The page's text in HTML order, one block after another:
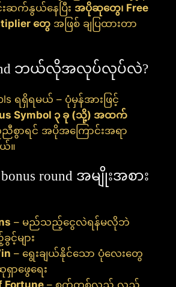
းဆက်နွယ်နေပြီး အပိုဆုတွေ၊ Free
တွေအဖြစ် ချပြထားတာ
ဘယ်လိုအလုပ်လုပ်လဲ?
ရရှိရမယ် – ပုံမှန်အားဖြင့်
Symbol ၃ ခု (သို့) အထက်
ညီစွာရင် အပိုအကြောင်းအရာ
။
round အမျိုးအစား
– မည်သည့်ငွေလဲရန်မလိုဘဲ
များ
– ရွေးချယ်နိုင်သော ပုံလေးတွေ
ာဖွေရေး